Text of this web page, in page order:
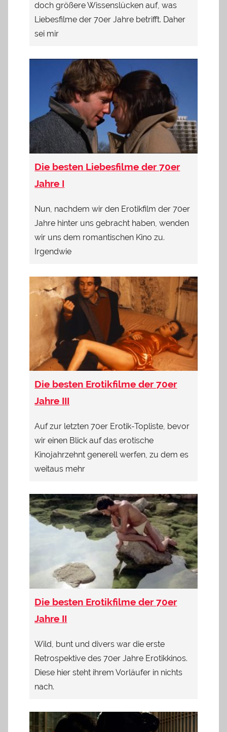
doch größere Wissenslücken auf, was
Liebesfilme der 70er Jahre betrifft. Daher
sei mir
Die besten Liebesfilme der 70er
Jahre I
Nun, nachdem wir den Erotikfilm der 70er
Jahre hinter uns gebracht haben, wenden
wir uns dem romantischen Kino zu.
Irgendwie
Die besten Erotikfilme der 70er
Jahre III
Auf zur letzten 70er Erotik-Topliste, bevor
wir einen Blick auf das erotische
Kinojahrzehnt generell werfen, zu dem es
weitaus mehr
Die besten Erotikfilme der 70er
Jahre II
Wild, bunt und divers war die erste
Retrospektive des 70er Jahre Erotikkinos.
Diese hier steht ihrem Vorläufer in nichts
nach.